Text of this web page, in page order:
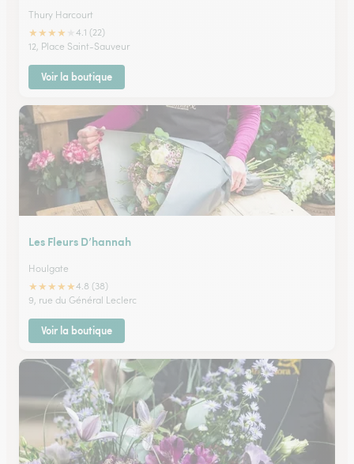
Thury Harcourt
★★★★
4.1 (22)
12, Place Saint-Sauveur
Voir la boutique
Les Fleurs D’hannah
Houlgate
★★★★★4.8 (38)
9, rue du Général Leclerc
Voir la boutique